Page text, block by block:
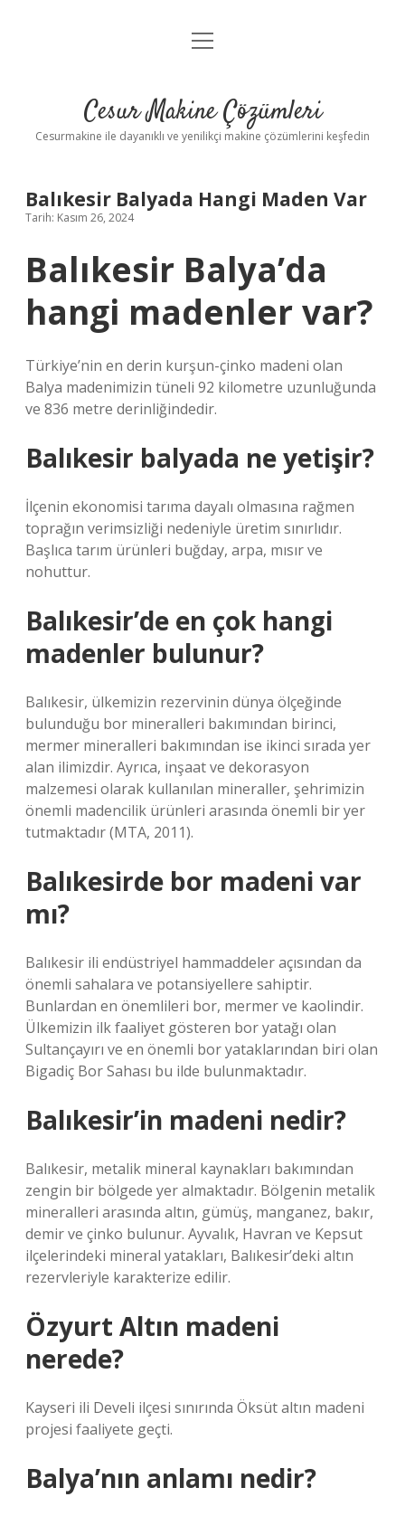
Anasayfa
Yasal Uyarı
menüyü
Cesur Makine Çözümleri
Cesurmakine ile dayanıklı ve yenilikçi makine çözümlerini keşfedin
Balıkesir Balyada Hangi Maden Var
Tarih: Kasım 26, 2024
Balıkesir Balya’da
hangi madenler var?
Türkiye’nin en derin kurşun-çinko madeni olan
Balya madenimizin tüneli 92 kilometre uzunluğunda
ve 836 metre derinliğindedir.
Balıkesir balyada ne yetişir?
İlçenin ekonomisi tarıma dayalı olmasına rağmen
toprağın verimsizliği nedeniyle üretim sınırlıdır.
Başlıca tarım ürünleri buğday, arpa, mısır ve
nohuttur.
Balıkesir’de en çok hangi
madenler bulunur?
Balıkesir, ülkemizin rezervinin dünya ölçeğinde
bulunduğu bor mineralleri bakımından birinci,
mermer mineralleri bakımından ise ikinci sırada yer
alan ilimizdir. Ayrıca, inşaat ve dekorasyon
malzemesi olarak kullanılan mineraller, şehrimizin
önemli madencilik ürünleri arasında önemli bir yer
tutmaktadır (MTA, 2011).
Balıkesirde bor madeni var
mı?
Balıkesir ili endüstriyel hammaddeler açısından da
önemli sahalara ve potansiyellere sahiptir.
Bunlardan en önemlileri bor, mermer ve kaolindir.
Ülkemizin ilk faaliyet gösteren bor yatağı olan
Sultançayırı ve en önemli bor yataklarından biri olan
Bigadiç Bor Sahası bu ilde bulunmaktadır.
Balıkesir’in madeni nedir?
Balıkesir, metalik mineral kaynakları bakımından
zengin bir bölgede yer almaktadır. Bölgenin metalik
mineralleri arasında altın, gümüş, manganez, bakır,
demir ve çinko bulunur. Ayvalık, Havran ve Kepsut
ilçelerindeki mineral yatakları, Balıkesir’deki altın
rezervleriyle karakterize edilir.
Özyurt Altın madeni
nerede?
Kayseri ili Develi ilçesi sınırında Öksüt altın madeni
projesi faaliyete geçti.
Balya’nın anlamı nedir?